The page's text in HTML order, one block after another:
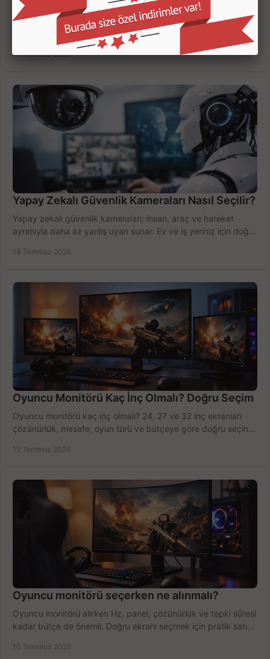
Kamera Kayıt Cihazı İncelemesi Nasıl Yapılır?
Kamera kayıt cihazı incelemesi yaparken kanal sayısı,
çözünürlük, disk kapasitesi ve uzaktan erişimi birlikte
değerlendirin; bütçenizi doğru yönetin.
16 Temmuz 2026
Yapay Zekalı Güvenlik Kameraları Nasıl Seçilir?
Yapay zekalı güvenlik kameraları; insan, araç ve hareket
ayrımıyla daha az yanlış uyarı sunar. Ev ve iş yeriniz için doğru
14 Temmuz 2026
Oyuncu Monitörü Kaç İnç Olmalı? Doğru Seçim
Oyuncu monitörü kaç inç olmalı? 24, 27 ve 32 inç ekranları
çözünürlük, mesafe, oyun türü ve bütçeye göre doğru seçin,
12 Temmuz 2026
Oyuncu monitörü seçerken ne alınmalı?
Oyuncu monitörü alırken Hz, panel, çözünürlük ve tepki süresi
kadar bütçe de önemli. Doğru ekranı seçmek için pratik satın
10 Temmuz 2026